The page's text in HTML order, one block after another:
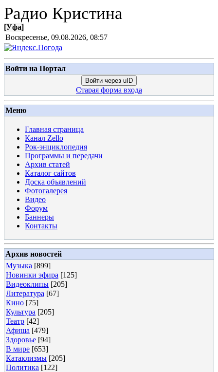
Радио Кристина
[Уфа]
Воскресенье, 09.08.2026, 08:57
Войти на Портал
Войти через uID
Старая форма входа
Меню
Главная страница
Канал Zello
Рок-энциклопедия
Программы и передачи
Архив статей
Каталог сайтов
Доска объявлений
Фотогалерея
Видео
Форум
Баннеры
Контакты
Архив новостей
Музыка [899]
Новинки эфира [125]
Видеоклипы [205]
Литература [67]
Кино [75]
Культура [205]
Театр [42]
Афиша [479]
Здоровье [94]
В мире [653]
Катаклизмы [205]
Политика [122]